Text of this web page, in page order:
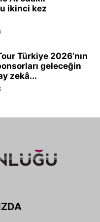
ikinci kez
Türkiye 2026’nın
geleceğin
zekâ...